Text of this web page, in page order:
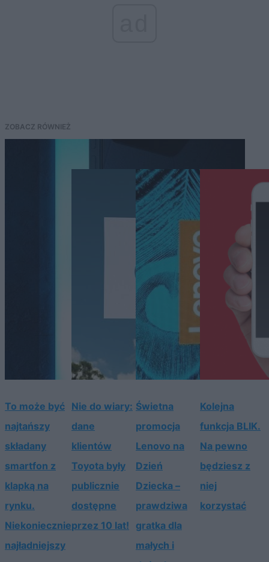
ZOBACZ RÓWNIEŻ
To może być
najtańszy
składany
smartfon z
klapką na
rynku.
Niekoniecznie
najładniejszy
Nie do wiary:
dane
klientów
Toyota były
publicznie
dostępne
przez 10 lat!
Świetna
promocja
Lenovo na
Dzień
Dziecka –
prawdziwa
gratka dla
małych i
Kolejna
funkcja BLIK.
Na pewno
będziesz z
niej
korzystać